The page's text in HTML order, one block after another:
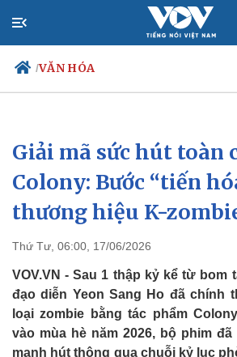
/VĂN HÓA
Chính trị
Đảng
Tổ chức nhân sự
Quốc hội
Nhận diện sự thật
Xã hội
Tin 24h
Dự báo
Giáo
Giải mã sức hút toàn
Colony: Bước “tiến
thương hiệu K-
Thứ Tư, 06:00, 17/06/2026
VOV.VN - Sau 1 thập kỷ kể từ bom
đạo diễn Yeon Sang Ho đã chính
loại zombie bằng tác phẩm
vào mùa hè năm 2026, bộ phim
mạnh hút thông qua chuỗi kỷ lục